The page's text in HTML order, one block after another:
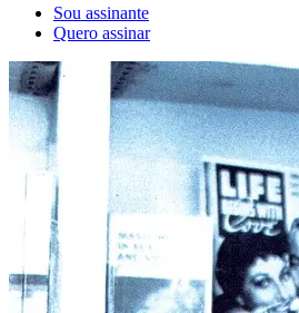
Sou assinante
Quero assinar